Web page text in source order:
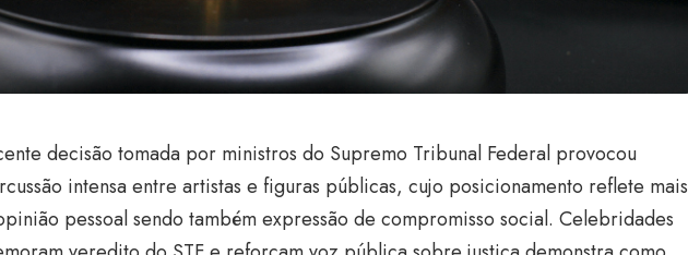
decisão tomada por ministros do Supremo Tribunal Federal provocou
intensa entre artistas e figuras públicas, cujo posicionamento reflete mais
pessoal sendo também expressão de compromisso social. Celebridades